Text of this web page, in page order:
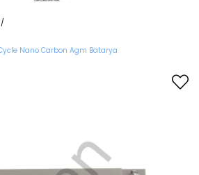
Nano Carbon Agm Batarya